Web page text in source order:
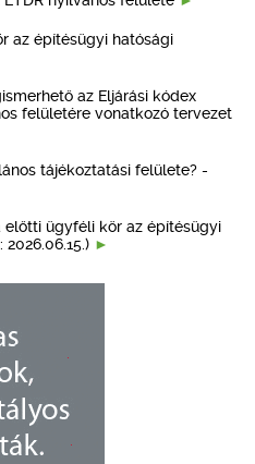
az építésügyi hatósági
az Eljárási kódex
felületére vonatkozó tervezet
tájékoztatási felülete? -
előtti ügyféli kör az építésügyi